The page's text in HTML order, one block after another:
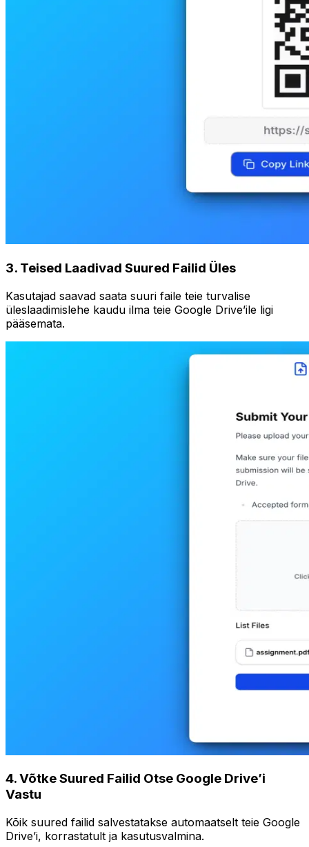
3. Teised Laadivad Suured Failid Üles
Kasutajad saavad saata suuri faile teie turvalise
üleslaadimislehe kaudu ilma teie Google Drive’ile ligi
pääsemata.
4.Võtke Suured Failid Otse Google Drive’i
Vastu
Kõik suured failid salvestatakse automaatselt teie Google
Drive’i, korrastatult ja kasutusvalmina.